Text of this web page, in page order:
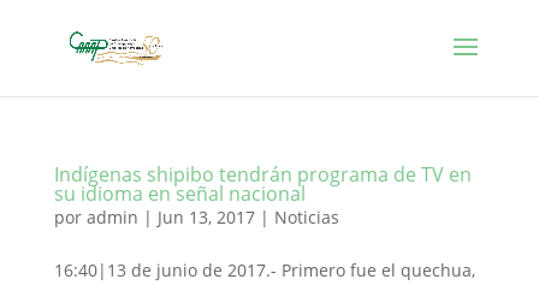
Indígenas shipibo tendrán programa de TV en
su idioma en señal nacional
por admin | Jun 13, 2017| Noticias
16:40|13 de junio de 2017.- Primero fue el quechua,